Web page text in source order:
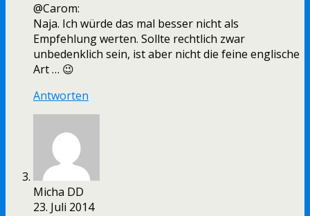
@Carom:
Naja. Ich würde das mal besser nicht als
Empfehlung werten. Sollte rechtlich zwar
unbedenklich sein, ist aber nicht die feine englische
Art … 😉
Antworten
Micha DD
23. Juli 2014